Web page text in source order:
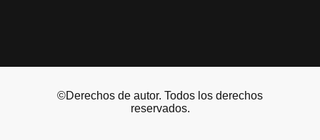
©Derechos de autor. Todos los derechos
reservados.